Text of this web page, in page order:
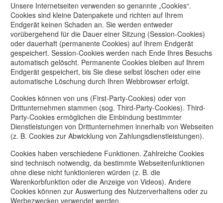
Unsere Internetseiten verwenden so genannte „Cookies“.
Cookies sind kleine Datenpakete und richten auf Ihrem
Endgerät keinen Schaden an. Sie werden entweder
vorübergehend für die Dauer einer Sitzung (Session-Cookies)
oder dauerhaft (permanente Cookies) auf Ihrem Endgerät
gespeichert. Session-Cookies werden nach Ende Ihres Besuchs
automatisch gelöscht. Permanente Cookies bleiben auf Ihrem
Endgerät gespeichert, bis Sie diese selbst löschen oder eine
automatische Löschung durch Ihren Webbrowser erfolgt.
Cookies können von uns (First-Party-Cookies) oder von
Drittunternehmen stammen (sog. Third-Party-Cookies). Third-
Party-Cookies ermöglichen die Einbindung bestimmter
Dienstleistungen von Drittunternehmen innerhalb von Webseiten
(z. B. Cookies zur Abwicklung von Zahlungsdienstleistungen).
Cookies haben verschiedene Funktionen. Zahlreiche Cookies
sind technisch notwendig, da bestimmte Webseitenfunktionen
ohne diese nicht funktionieren würden (z. B. die
Warenkorbfunktion oder die Anzeige von Videos). Andere
Cookies können zur Auswertung des Nutzerverhaltens oder zu
Werbezwecken verwendet werden.